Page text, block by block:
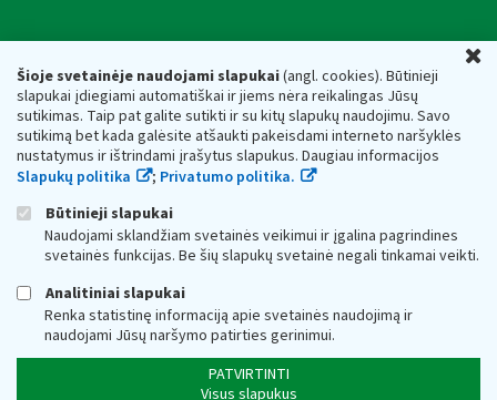
Šioje svetainėje naudojami slapukai(angl. cookies). Būtinieji
slapukai įdiegiami automatiškai ir jiems nėra reikalingas Jūsų
sutikimas. Taip pat galite sutikti ir su kitų slapukų naudojimu. Savo
sutikimą bet kada galėsite atšaukti pakeisdami interneto naršyklės
nustatymus ir ištrindami įrašytus slapukus. Daugiau informacijos
Slapukų politika
; Privatumo politika.
Būtinieji slapukai
Naudojami sklandžiam svetainės veikimui ir įgalina pagrindines
svetainės funkcijas. Be šių slapukų svetainė negali tinkamai veikti.
Analitiniai slapukai
Renka statistinę informaciją apie svetainės naudojimą ir
naudojami Jūsų naršymo patirties gerinimui.
PATVIRTINTI
Visus slapukus
Valstybinė mokesčių inspekcija prie Lietuvos
Respublikos finansų ministerijos
Biudžetinė įstaiga. Juridinio asmens kodas — 188659752,
adresas: Vasario 16-osios g. 14, 01107 Vilnius, Lietuva, el.paštas:
vmi@vmi.lt , E. pristatymo dėžutės adresas 188659752
Duomenys apie Valstybinę mokesčių inspekciją prie Lietuvos
Respublikos finansų ministerijos kaupiami ir saugomi Juridinių